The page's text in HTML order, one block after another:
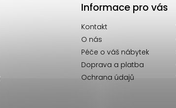
Informace pro vás
Kontakt
O nás
Péče o váš nábytek
Doprava a platba
Ochrana údajů